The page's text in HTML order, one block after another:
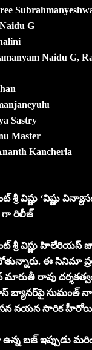
G
Naidu G,
Sastry
Master
Kancherla
విష్ణు ‘విష్ణు
గా రిలీజ్
శ్రీ విష్ణు హిలేరియస్
ఈ సినిమా
రావు
బ్యానర్‌పై సుమంత్
నయన సారిక
ఉన్న బజ్ ఇప్పుడు